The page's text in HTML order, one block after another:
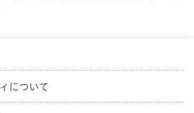
について